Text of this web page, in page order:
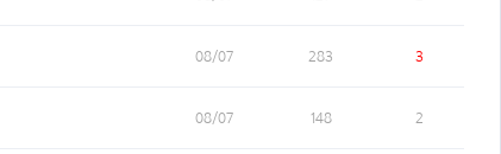
08/07 283 3
08/07 148 2